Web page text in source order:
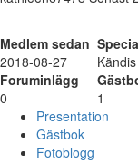
Medlem sedan
2018-08-27
Kändis
Foruminlägg
0
1
Presentation
Gästbok
Fotoblogg